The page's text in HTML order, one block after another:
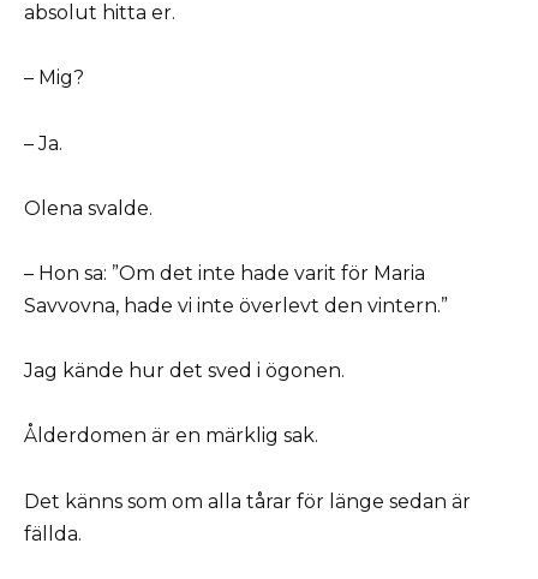
absolut hitta er.
– Mig?
– Ja.
Olena svalde.
– Hon sa: ”Om det inte hade varit för Maria
Savvovna, hade vi inte överlevt den vintern.”
Jag kände hur det sved i ögonen.
Ålderdomen är en märklig sak.
Det känns som om alla tårar för länge sedan är
fällda.